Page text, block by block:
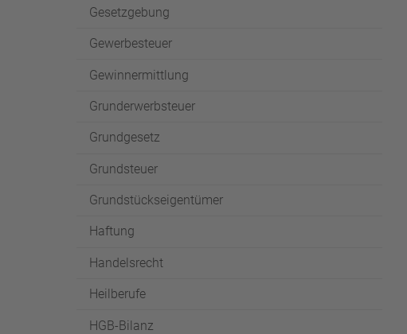
Gesetzgebung
Gewerbesteuer
Gewinnermittlung
Grunderwerbsteuer
Grundgesetz
Grundsteuer
Grundstückseigentümer
Haftung
Handelsrecht
Heilberufe
HGB-Bilanz